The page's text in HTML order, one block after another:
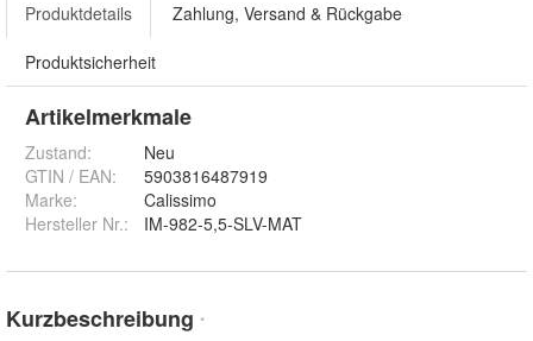
Produktdetails Zahlung, Versand & Rückgabe
Produktsicherheit
Artikelmerkmale
Zustand:
Neu
GTIN / EAN:
5903816487919
Marke:
Calissimo
Hersteller Nr.:
IM-982-5,5-SLV-MAT
Kurzbeschreibung *